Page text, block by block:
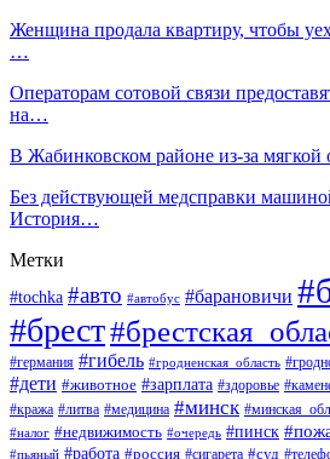
Женщина продала квартиру, чтобы
…
Операторам сотовой связи
на…
В Жабинковском районе из-за
Без действующей медсправки
История…
Метки
#tochka #авто #автобус #барановичи
#брест
#германия #гибель #гродненская_область
#дети #животное #зарплата #здоровье
#кража #литва #медицина #минск
#налог #недвижимость #очередь #пинск
#пьяный #работа #россия #сигарета #суд